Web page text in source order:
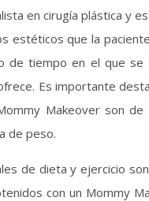
en cirugía plástica y
estéticos que la
de tiempo en el que
Es importante
Makeover son de
de peso.
de dieta y ejercicio
con un Mommy